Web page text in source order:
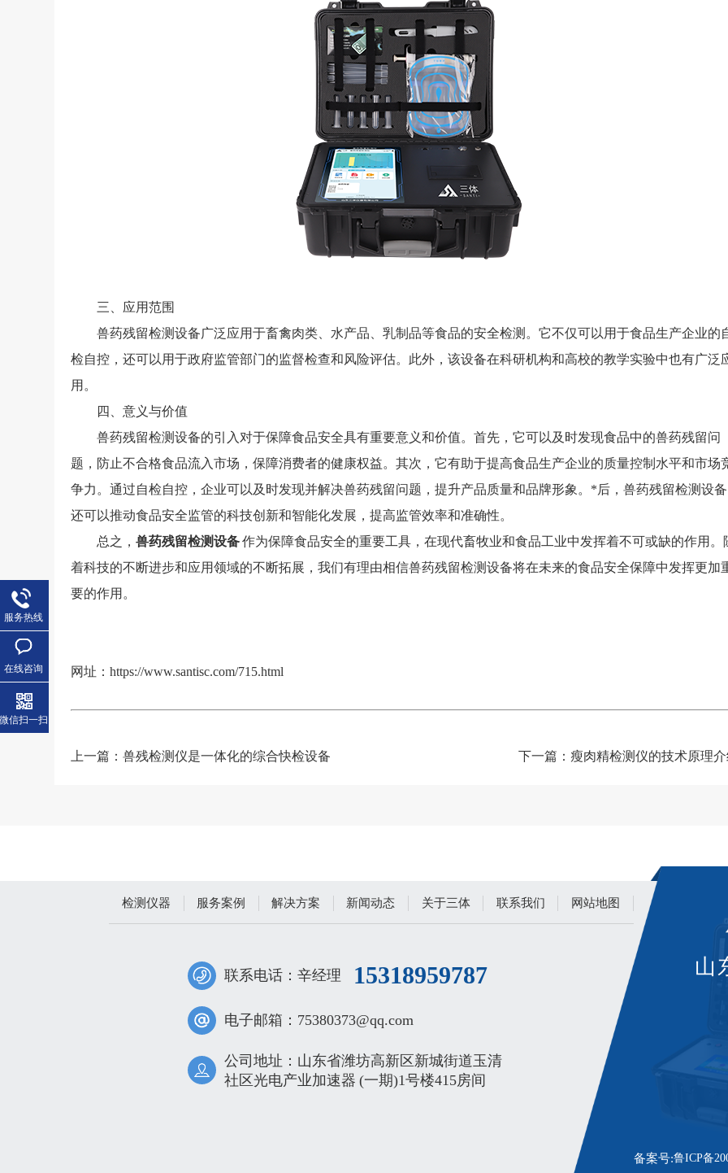
三、应用范围
兽药残留检测设备广泛应用于畜禽肉类、水产品、乳制品等食品的安全检测。它不仅可以用于食品生产企业的
检自控，还可以用于政府监管部门的监督检查和风险评估。此外，该设备在科研机构和高校的教学实验中也有广泛
用。
四、意义与价值
兽药残留检测设备的引入对于保障食品安全具有重要意义和价值。首先，它可以及时发现食品中的兽药残留问
题，防止不合格食品流入市场，保障消费者的健康权益。其次，它有助于提高食品生产企业的质量控制水平和市场
争力。通过自检自控，企业可以及时发现并解决兽药残留问题，提升产品质量和品牌形象。*后，兽药残留检测设备
还可以推动食品安全监管的科技创新和智能化发展，提高监管效率和准确性。
总之，兽药残留检测设备作为保障食品安全的重要工具，在现代畜牧业和食品工业中发挥着不可或缺的作用。
着科技的不断进步和应用领域的不断拓展，我们有理由相信兽药残留检测设备将在未来的食品安全保障中发挥更加
要的作用。
网址：https://www.santisc.com/715.html
上一篇：兽残检测仪是一体化的综合快检设备 下一篇： 瘦肉精检测仪的技术原理
检测仪器 服务案例 解决方案 新闻动态 关于三体 联系我们 网站地图
联系电话：辛经理 15318959787
电子邮箱：75380373@qq.com‬
公司地址：山东省潍坊高新区新城街道玉清
社区光电产业加速器 (一期)1号楼415房间
山
备案号:鲁ICP备
服务热线
在线咨询
微信扫一扫